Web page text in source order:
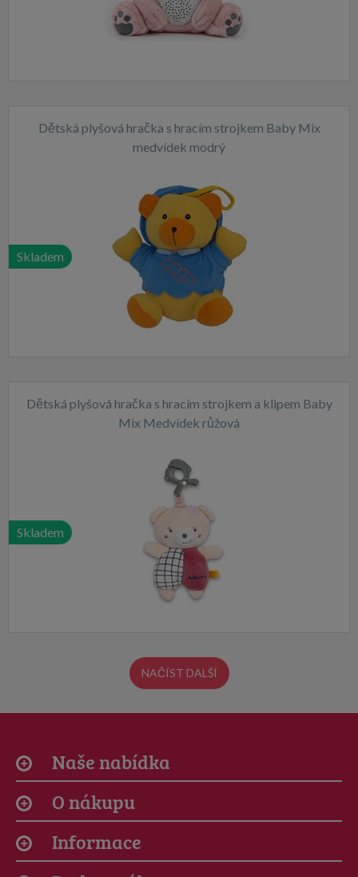
Dětská plyšová hračka s hracím strojkem Baby Mix
medvídek modrý
Skladem
Dětská plyšová hračka s hracím strojkem a klipem Baby
Mix Medvídek růžová
Skladem
NAČÍST DALŠÍ
Naše nabídka
O nákupu
Informace